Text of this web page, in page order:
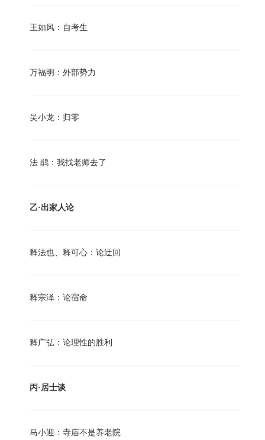
王如风：自考生
万福明：外部势力
吴小龙：归零
法 鹃：我找老师去了
乙·出家人论
释法也、释可心：论迂回
释宗泽：论宿命
释广弘：论理性的胜利
丙·居士谈
马小迎：寺庙不是养老院